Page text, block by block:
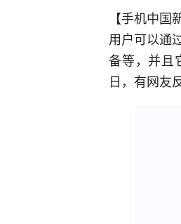
【手机中
用户可以通
备等，并且
日，有网友